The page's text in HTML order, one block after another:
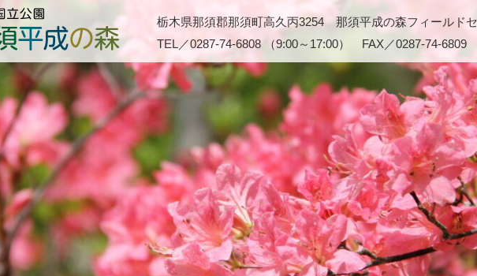
栃木県那須郡那須町高久丙3254 那須平成の森フィールド
TEL／0287-74-6808 （9:00～17:00） FAX／0287-74-6809